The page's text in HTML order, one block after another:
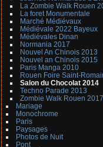
La Zombie Walk Rouen
La foret Monumentale
Marché Médiévaux
Médiévale 2022 Bayeux
Médiévales Dinan
Normania 2017
Nouvel An Chinois 2013
Nouvel an Chinois 2015
Paris Manga 2010
Rouen Foire Saint-
Salon du Chocolat 2014
Techno Parade 2013
Zombie Walk Rouen 2017
Mariage
Monochrome
Paris
Paysages
Photos de Nuit
Pont